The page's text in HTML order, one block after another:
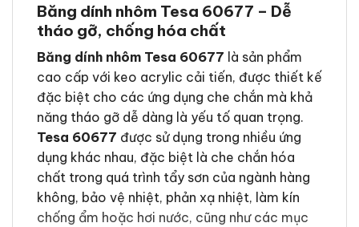
Băng dính nhôm Tesa 60677 – Dễ
tháo gỡ, chống hóa chất
Băng dính nhôm Tesa 60677 là sản phẩm
cao cấp với keo acrylic cải tiến, được thiết kế
đặc biệt cho các ứng dụng che chắn mà khả
năng tháo gỡ dễ dàng là yếu tố quan trọng.
Tesa 60677 được sử dụng trong nhiều ứng
dụng khác nhau, đặc biệt là che chắn hóa
chất trong quá trình tẩy sơn của ngành hàng
không, bảo vệ nhiệt, phản xạ nhiệt, làm kín
chống ẩm hoặc hơi nước, cũng như các mục